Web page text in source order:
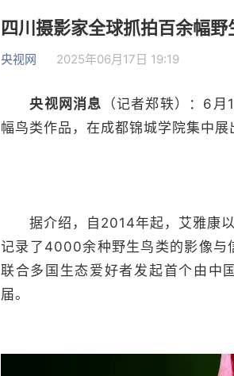
四川摄影家全球抓拍百余幅
央视网 2025年06月17日 19:19
央视网消息 （记者郑轶）：6
幅鸟类作品，在成都锦城学院集中展
据介绍，自2014年起，艾雅康以
记录了4000余种野生鸟类的影像与
联合多国生态爱好者发起首个由中
届。